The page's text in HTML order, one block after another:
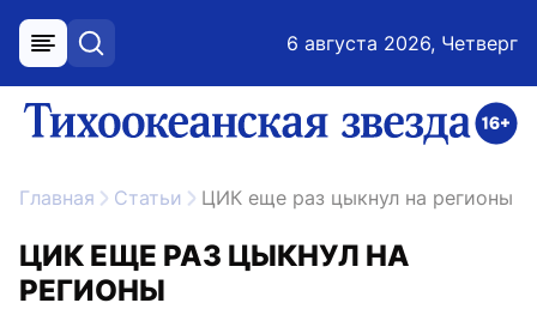
меню поиск 6 августа 2026, Четверг
ссылка на главную
Главная Статьи ЦИК еще раз цыкнул на регионы
ЦИК ЕЩЕ РАЗ ЦЫКНУЛ НА
РЕГИОНЫ